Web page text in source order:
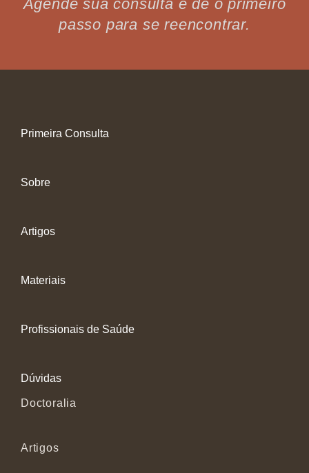
Agende sua consulta e dê o primeiro
passo para se reencontrar.
Primeira Consulta
Sobre
Artigos
Materiais
Profissionais de Saúde
Dúvidas
Doctoralia
Artigos